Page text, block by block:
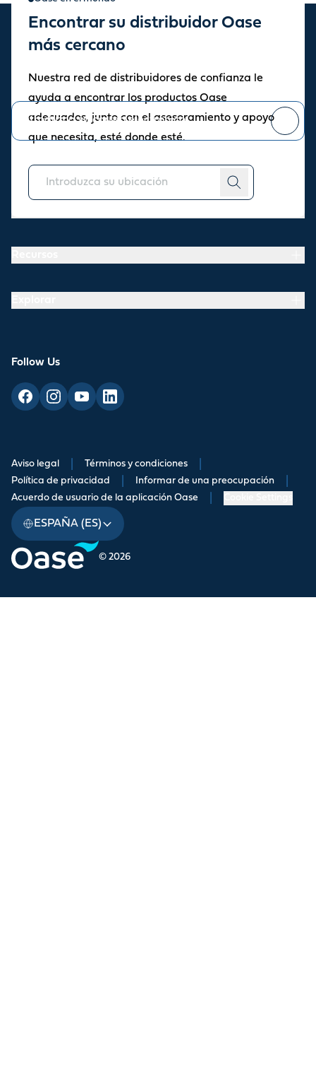
Encontrar su distribuidor Oase
más cercano
Nuestra red de distribuidores de confianza le
ayuda a encontrar los productos Oase
adecuados, junto con el asesoramiento y apoyo
que necesita, esté donde esté.
Suscripción a novedades y
Manténgase informado sobre las últimas noticias y novedades.
Follow Us
© 2026
Aviso legal Términos y condiciones
Política de privacidad Informar de una preocupación
Acuerdo de usuario de la aplicación Oase
ESPAÑA (ES)